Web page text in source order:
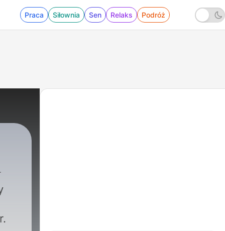
Praca Siłownia Sen Relaks Podróż